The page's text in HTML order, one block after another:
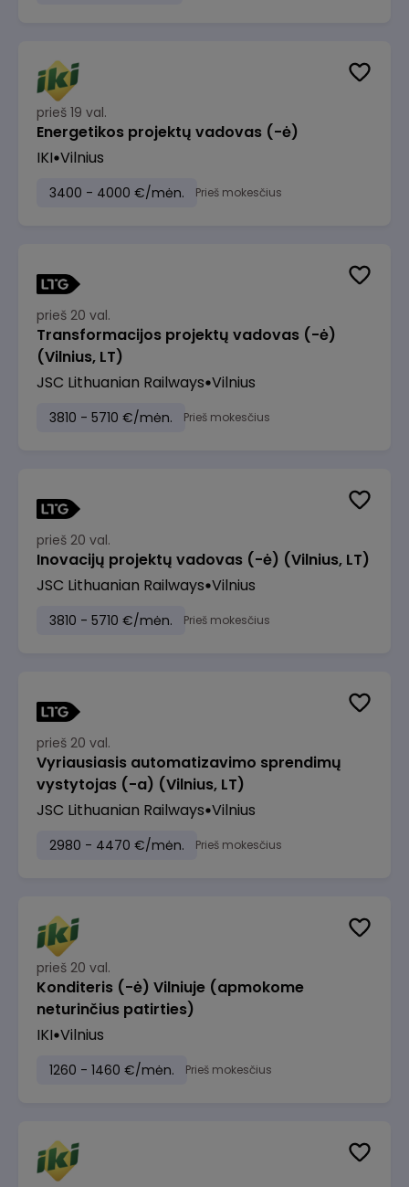
prieš 19 val.
Energetikos projektų vadovas (-ė)
IKI Vilnius
3400 - 4000 €/mėn. Prieš mokesčius
prieš 20 val.
Transformacijos projektų vadovas (-ė)
(Vilnius, LT)
JSC Lithuanian Railways Vilnius
3810 - 5710 €/mėn. Prieš mokesčius
prieš 20 val.
Inovacijų projektų vadovas (-ė) (Vilnius, LT)
JSC Lithuanian Railways Vilnius
3810 - 5710 €/mėn. Prieš mokesčius
prieš 20 val.
Vyriausiasis automatizavimo sprendimų
vystytojas (-a) (Vilnius, LT)
JSC Lithuanian Railways Vilnius
2980 - 4470 €/mėn. Prieš mokesčius
prieš 20 val.
Konditeris (-ė) Vilniuje (apmokome
neturinčius patirties)
IKI Vilnius
1260 - 1460 €/mėn. Prieš mokesčius